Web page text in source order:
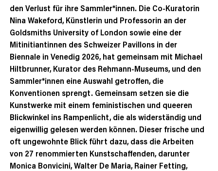
den Verlust für ihre Sammler*innen. Die Co-Kuratorin
Nina Wakeford, Künstlerin und Professorin an der
Goldsmiths University of London sowie eine der
Mitinitiantinnen des Schweizer Pavillons in der
Biennale in Venedig 2026, hat gemeinsam mit Michael
Hiltbrunner, Kurator des Rehmann-Museums, und den
Sammler*innen eine Auswahl getroffen, die
Konventionen sprengt. Gemeinsam setzen sie die
Kunstwerke mit einem feministischen und queeren
Blickwinkel ins Rampenlicht, die als widerständig und
eigenwillig gelesen werden können. Dieser frische und
oft ungewohnte Blick führt dazu, dass die Arbeiten
von 27 renommierten Kunstschaffenden, darunter
Monica Bonvicini, Walter De Maria, Rainer Fetting,